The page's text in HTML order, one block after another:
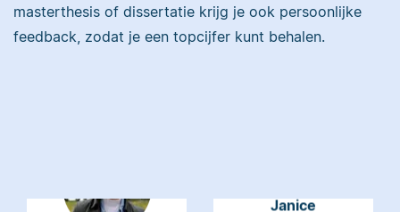
masterthesis of dissertatie krijg je ook persoonlijke
feedback, zodat je een topcijfer kunt behalen.
Harvard, taught
English with a